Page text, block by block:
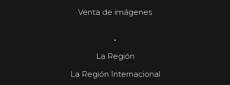
Venta de imágenes
.
La Región
La Región Internacional